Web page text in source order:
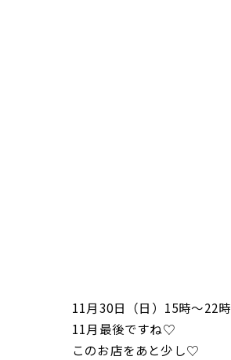
11月30日（日）15時〜22時
11月最後ですね♡
このお店をあと少し♡